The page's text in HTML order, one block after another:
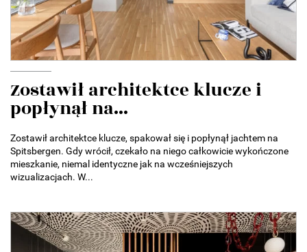
Zostawił architektce klucze i
popłynął na...
Zostawił architektce klucze, spakował się i popłynął jachtem na
Spitsbergen. Gdy wrócił, czekało na niego całkowicie wykończone
mieszkanie, niemal identyczne jak na wcześniejszych
wizualizacjach. W...